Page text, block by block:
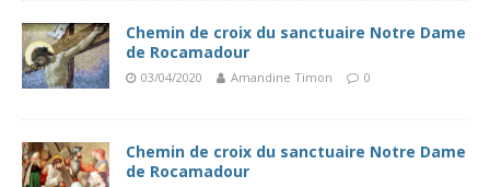
Chemin de croix du sanctuaire Notre Dame
de Rocamadour
03/04/2020 Amandine Timon 0
Chemin de croix du sanctuaire Notre Dame
de Rocamadour